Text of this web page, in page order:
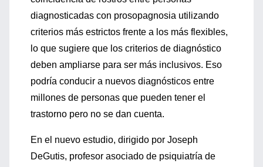
diagnosticadas con prosopagnosia utilizando
criterios más estrictos frente a los más flexibles,
lo que sugiere que los criterios de diagnóstico
deben ampliarse para ser más inclusivos. Eso
podría conducir a nuevos diagnósticos entre
millones de personas que pueden tener el
trastorno pero no se dan cuenta.
En el nuevo estudio, dirigido por Joseph
DeGutis, profesor asociado de psiquiatría de